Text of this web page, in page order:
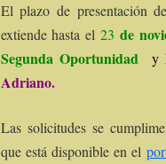
El plazo de presentación
extiende hasta el 23 de
Segunda Oportunidad
y
Adriano.
Las solicitudes se
que está disponible en el